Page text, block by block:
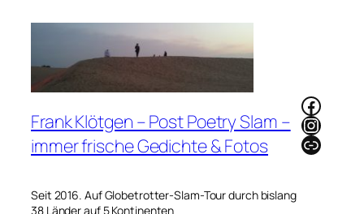
Frank Klötgen – Post Poetry Slam –
immer frische Gedichte & Fotos
Seit 2016. Auf Globetrotter-Slam-Tour durch bislang
38 Länder auf 5 Kontinenten
Link